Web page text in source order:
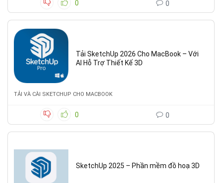
0 0
Tải SketchUp 2026 Cho MacBook – Với
AI Hỗ Trợ Thiết Kế 3D
TẢI VÀ CÀI SKETCHUP CHO MACBOOK
0 0
SketchUp 2025 – Phần mềm đồ hoạ 3D